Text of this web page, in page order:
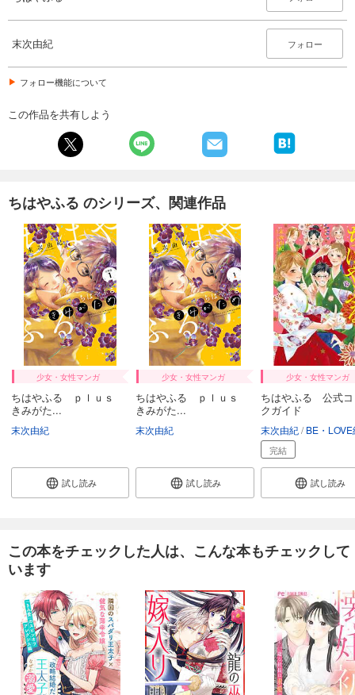
末次由紀 フォロー
フォロー機能について
この作品を共有しよう
ちはやふる のシリーズ、関連作品
少女・女性マンガ
ちはやふる ｐｌｕｓ
きみがた...
末次由紀
試し読み
少女・女性マンガ
ちはやふる ｐｌｕｓ
きみがた...
末次由紀
試し読み
少女・女性マンガ
ちはやふる 公式コ
クガイド
末次由紀 BE・LOVE編
完結
試し読み
この本をチェックした人は、こんな本もチェックして
います